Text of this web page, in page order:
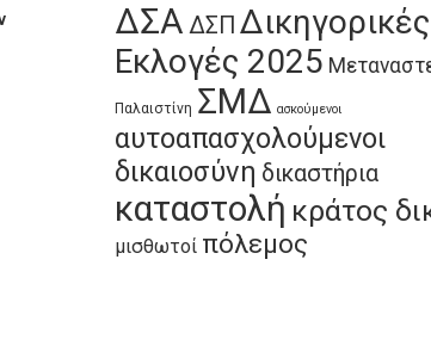
κρατικό
15 Ιουλίου, 2026
ΔΣΑ ΔΣΠ Δικηγορικές
Εκλογές 2025
Παλαιστίνη ΣΜΔ ασκούμενοι
αυτοαπασχολούμενοι
δικαιοσύνη δικαστήρια
καταστολή κράτος
μισθωτοί πόλεμος